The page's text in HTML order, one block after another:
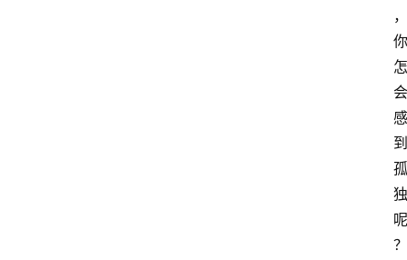
，
你
怎
会
感
到
孤
独
呢
？